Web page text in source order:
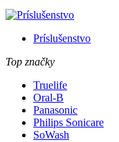
Príslušenstvo
Top značky
Truelife
Oral-B
Panasonic
Philips Sonicare
SoWash